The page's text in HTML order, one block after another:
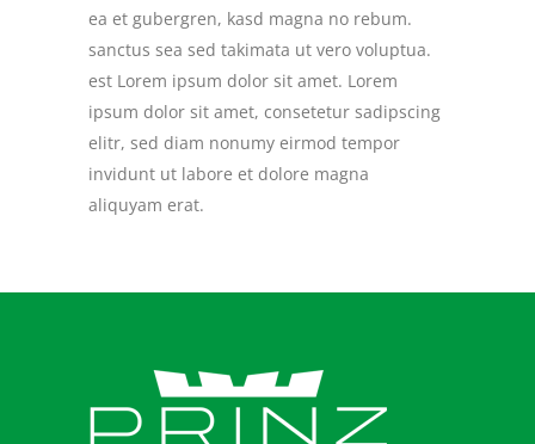
ea et gubergren, kasd magna no rebum.
sanctus sea sed takimata ut vero voluptua.
est Lorem ipsum dolor sit amet. Lorem
ipsum dolor sit amet, consetetur sadipscing
elitr, sed diam nonumy eirmod tempor
invidunt ut labore et dolore magna
aliquyam erat.